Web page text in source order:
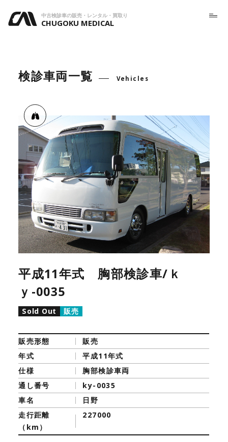
中古検診車の販売・レンタル・買取り
CHUGOKU MEDICAL
検診車両一覧 Vehicles
平成11年式 胸部検診車/ｋ
ｙ-0035
Sold Out 販売
販売形態
販売
年式
平成11年式
仕様
胸部検診車両
通し番号
ky-0035
車名
日野
走行距離
（km）
227000